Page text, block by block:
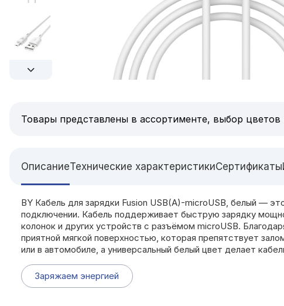
Товары представлены в ассортименте, выбор
ОписаниеТехнические характеристикиСертификаты
BY Кабель для зарядки Fusion USB(A)-microUSB, белый —
подключении. Кабель поддерживает быструю зарядку
колонок и других устройств с разъёмом microUSB.
приятной мягкой поверхностью, которая препятствует
или в автомобиле, а универсальный белый цвет делает
Заряжаем энергией